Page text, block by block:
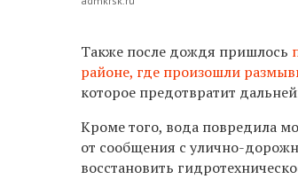
Также после дождя пришлось
районе, где произошли
которое предотвратит
Кроме того, вода повредила
от сообщения с улично-
восстановить